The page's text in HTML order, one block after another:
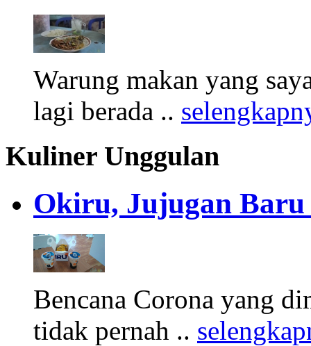
Warung makan yang
lagi berada ..
Kuliner Unggulan
Okiru, Jujugan Baru
Bencana Corona yang
tidak pernah ..